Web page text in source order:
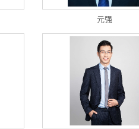
元强